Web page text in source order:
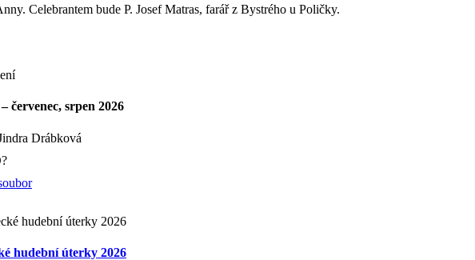
Celebrantem bude P. Josef Matras, farář z Bystrého u Poličky.
červenec, srpen 2026
Drábková
hudební úterky 2026